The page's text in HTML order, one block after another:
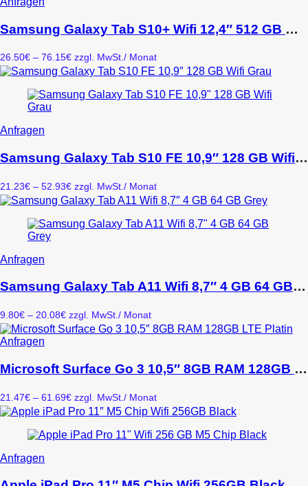
gewählt
weist
mehrere
auf.
Die
Optionen
können
auf
Produktseite
werden
Samsung Galaxy Tab S10+ Wifi 12,4″ 512 GB Moonstone Gray
26.50€ – 76.15€Preisspanne:
26.50€
76.15€
zzgl. MwSt./ Monat
Anfragen
weist
mehrere
auf.
Die
können
auf
Produktseite
werden
Samsung Galaxy Tab S10 FE 10,9″ 128 GB Wifi Grau
21.23€ – 52.93€Preisspanne:
21.23€
52.93€
zzgl. MwSt. / Monat
Anfragen
weist
mehrere
auf.
Die
Optionen
auf
Produktseite
gewählt
werden
Samsung Galaxy Tab A11 Wifi 8,7″ 4 GB 64 GB Grey
9.80€ – 20.08€Preisspanne:
9.80€
zzgl. MwSt. / Monat
Anfragen
weist
mehrere
auf.
Die
können
der
Microsoft Surface Go 3 10,5″ 8GB RAM 128GB LTE Platin
21.47€ – 61.69€Preisspanne:
21.47€
bis
61.69€
zzgl. MwSt. / Monat
Anfragen
weist